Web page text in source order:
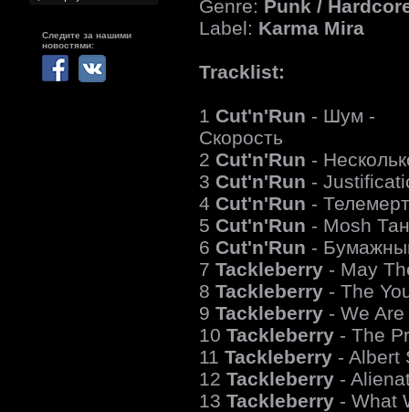
Следите за нашими
новостями:
Genre: Punk /
Label: Karma Mira
Tracklist:
1 Cut'n'Run - Шум -
Скорость
2 Cut'n'Run -
3 Cut'n'Run -
4 Cut'n'Run -
5 Cut'n'Run - Mosh
6 Cut'n'Run -
7 Tackleberry - May
8 Tackleberry - The
9 Tackleberry - We
10 Tackleberry - The
11 Tackleberry - Albert
12 Tackleberry -
13 Tackleberry - What